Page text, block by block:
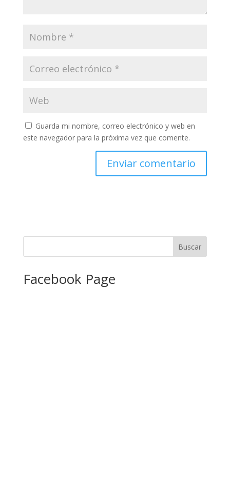
Guarda mi nombre, correo electrónico y web en
este navegador para la próxima vez que comente.
Facebook Page